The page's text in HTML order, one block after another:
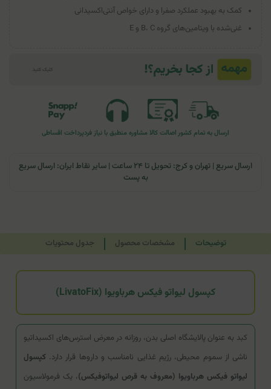
کمک به بهبود عملکرد صفرا و دارای خواص آنتی‌اکسیدانی
غنی‌شده با ویتامین‌های گروه B، C و E
ارسال به تمام کشوراصالت کالا مشاوره منطبق با نیاز فردپرداخت اقساطی
ارسال سریع | تهران و کرج: تحویل تا ۲۴ ساعت | سایر نقاط ایران: ارسال سریع
به پست
توضیحات مشخصات محصول جدول محتویات
کپسول لیواتو فیکس هرباویوا (LivatoFix)
کبد به عنوان پالایشگاه اصلی بدن، روزانه در معرض استرس‌های اکسیداتیو
ناشی از سموم محیطی، رژیم غذایی نامناسب و داروها قرار دارد. کپسول
لیواتو فیکس هرباویوا (معروف به قرص لیواتوفیکس)، یک فرمولاسیون